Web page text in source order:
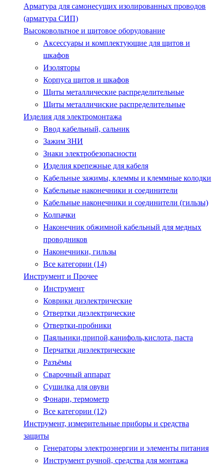
Арматура для самонесущих изолированных проводов
(арматура СИП)
Высоковольтное и щитовое оборудование
Аксессуары и комплектующие для щитов и
шкафов
Изоляторы
Корпуса щитов и шкафов
Щиты металлические распределительные
Щиты металличиские распределительные
Изделия для электромонтажа
Ввод кабельный, сальник
Зажим ЗНИ
Знаки электробезопасности
Изделия крепежные для кабеля
Кабельные зажимы, клеммы и клеммные колодки
Кабельные наконечники и соединители
Кабельные наконечники и соединители (гильзы)
Колпачки
Наконечник обжимной кабельный для медных
проводников
Наконечники, гильзы
Все категории (14)
Инструмент и Прочее
Инструмент
Коврики диэлектрические
Отвертки диэлектрические
Отвертки-пробники
Паяльники,припой,канифоль,кислота, паста
Перчатки диэлектрические
Разъёмы
Сварочный аппарат
Сушилка для овуви
Фонари, термометр
Все категории (12)
Инструмент, измерительные приборы и средства
защиты
Генераторы электроэнергии и элементы питания
Инструмент ручной, средства для монтажа